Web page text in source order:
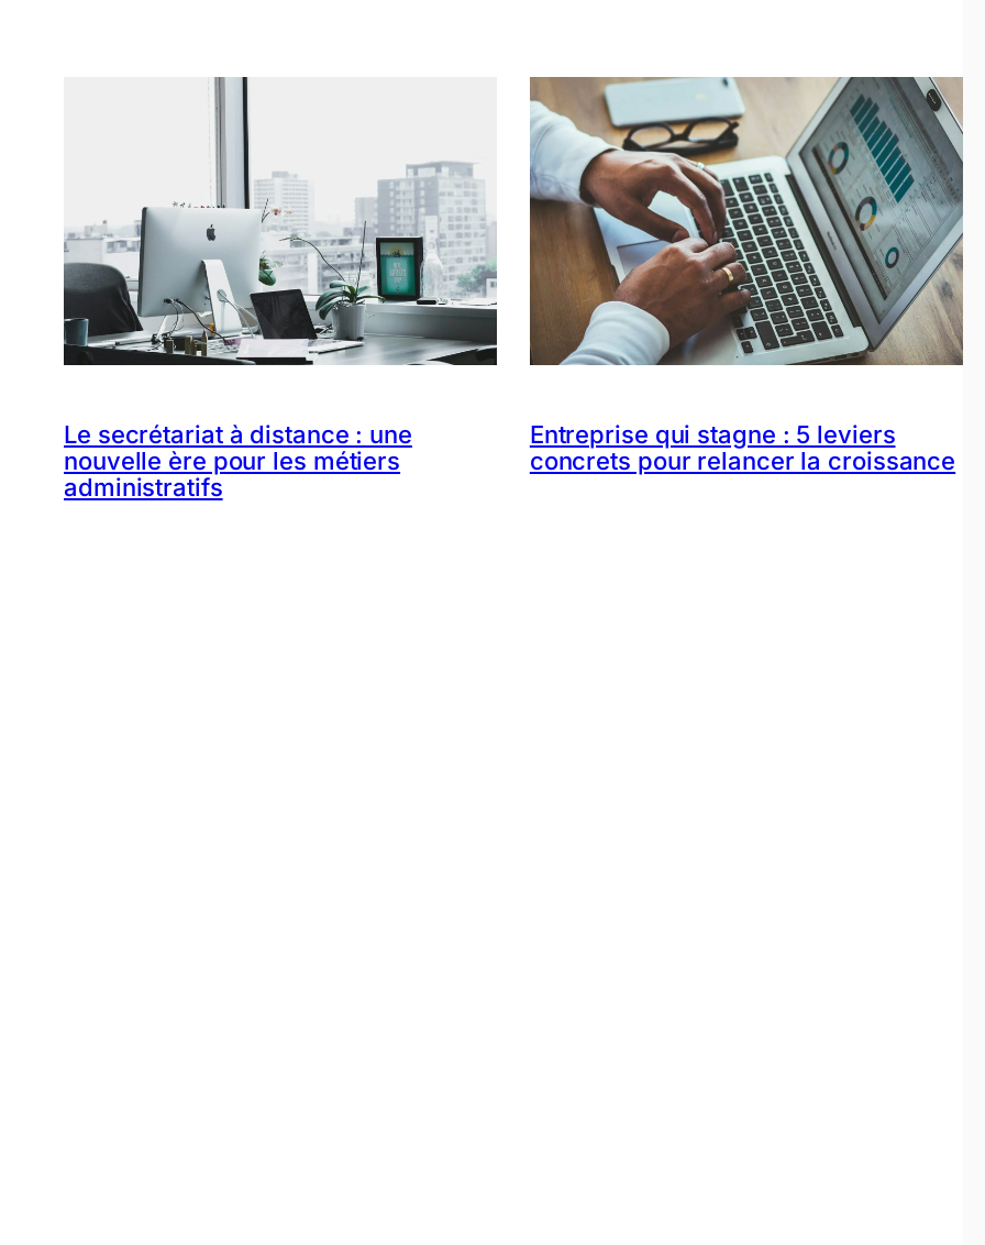
Le secrétariat à distance : une
nouvelle ère pour les métiers
administratifs
Entreprise qui stagne : 5 leviers
concrets pour relancer la croissance